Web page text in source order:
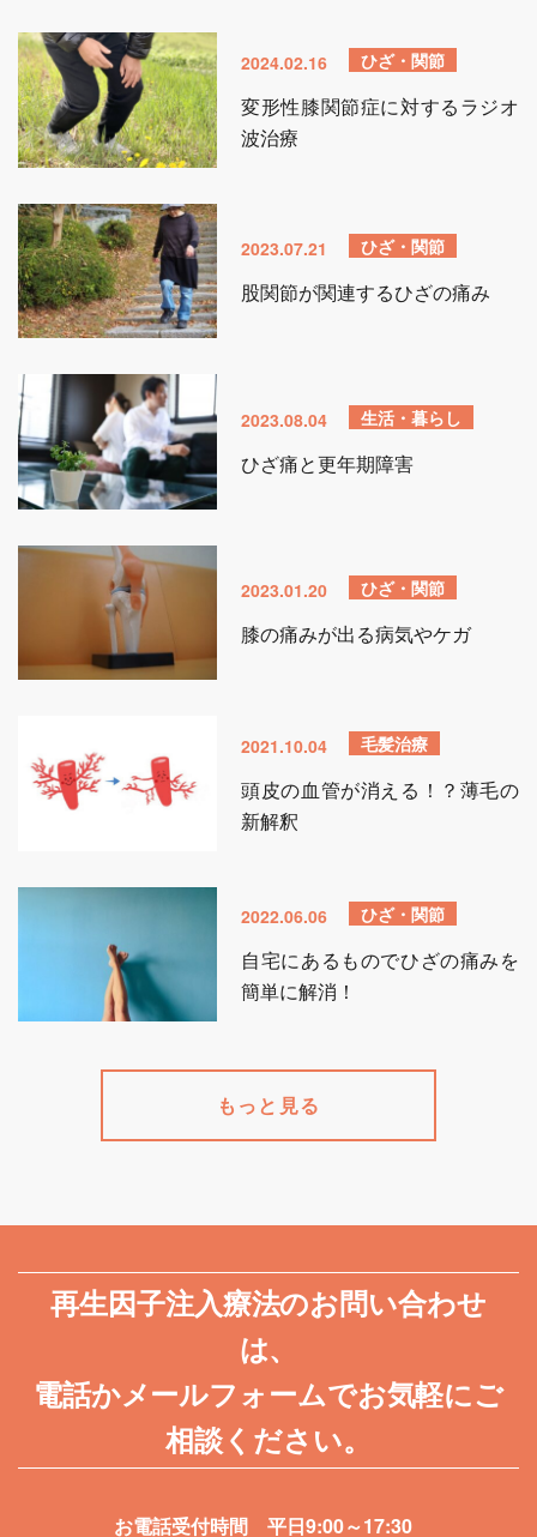
2024.02.16 ひざ・関節
変形性膝関節症に対するラジオ
波治療
2023.07.21 ひざ・関節
股関節が関連するひざの痛み
2023.08.04 生活・暮らし
ひざ痛と更年期障害
2023.01.20 ひざ・関節
膝の痛みが出る病気やケガ
2021.10.04 毛髪治療
頭皮の血管が消える！？薄毛の
新解釈
2022.06.06 ひざ・関節
自宅にあるものでひざの痛みを
簡単に解消！
もっと見る
再生因子注入療法のお問い合わせ
は、
電話かメールフォームでお気軽にご
相談ください。
お電話受付時間 平日9:00～17:30